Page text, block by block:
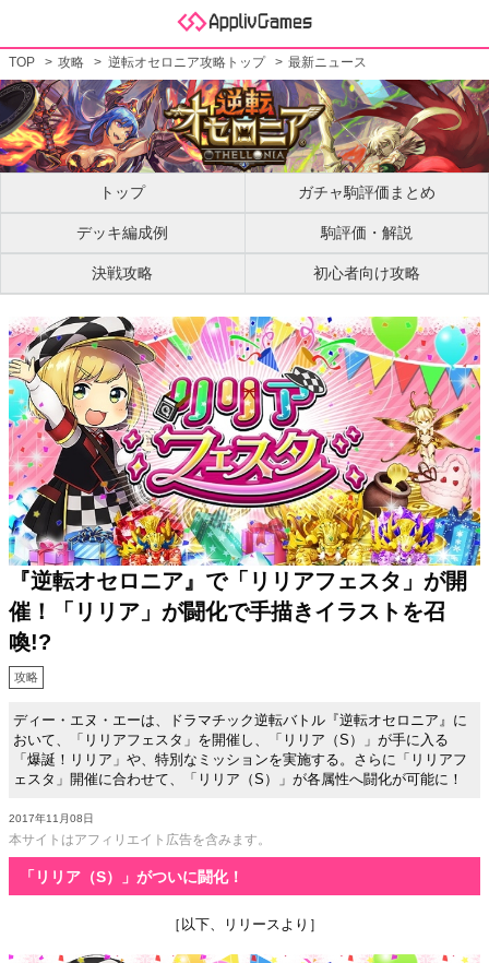
TOP 攻略 逆転オセロニア攻略トップ 最新ニュース
トップ ガチャ駒評価まとめ
デッキ編成例 駒評価・解説
決戦攻略 初心者向け攻略
『逆転オセロニア』で「リリアフェスタ」が開
催！「リリア」が闘化で手描きイラストを召
喚!?
攻略
ディー・エヌ・エーは、ドラマチック逆転バトル『逆転オセロニア』に
おいて、「リリアフェスタ」を開催し、「リリア（S）」が手に入る
「爆誕！リリア」や、特別なミッションを実施する。さらに「リリアフ
ェスタ」開催に合わせて、「リリア（S）」が各属性へ闘化が可能に！
2017年11月08日
本サイトはアフィリエイト広告を含みます。
「リリア（S）」がついに闘化！
［以下、リリースより］